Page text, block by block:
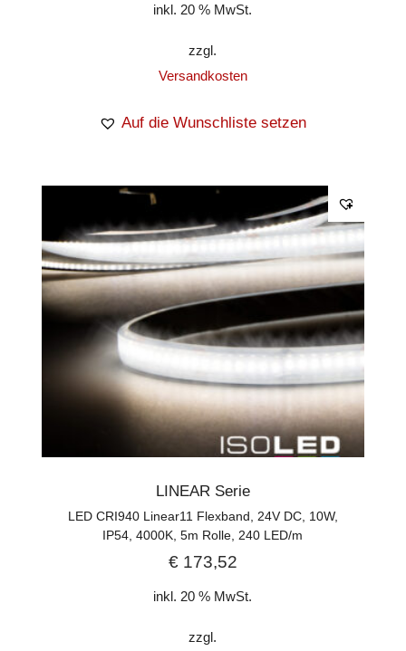
inkl. 20 % MwSt.
zzgl.
Versandkosten
Auf die Wunschliste setzen
LINEAR Serie
LED CRI940 Linear11 Flexband, 24V DC, 10W,
IP54, 4000K, 5m Rolle, 240 LED/m
€173,52
inkl. 20 % MwSt.
zzgl.